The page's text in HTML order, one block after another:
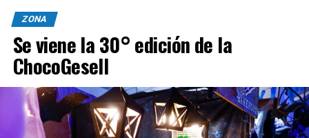
ZONA
Se viene la 30° edición de la
ChocoGesell